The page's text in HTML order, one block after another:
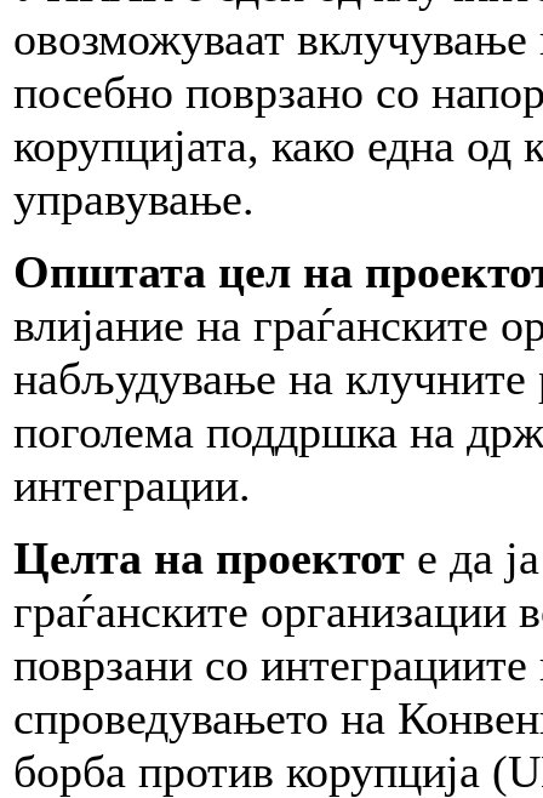
овозможуваат
посебно поврзано со
корупцијата, како една
управување.
Општата цел на
влијание на граѓанските
набљудување на
поголема поддршка на
интеграции.
Целта на проектот е да
граѓанските
поврзани со
спроведувањето на
борба против корупција